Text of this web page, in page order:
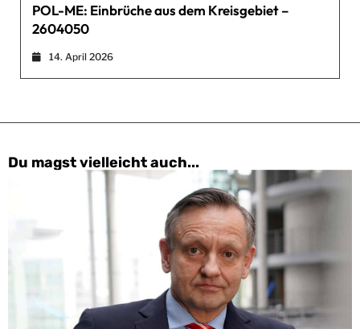
POL-ME: Einbrüche aus dem Kreisgebiet –
2604050
14. April 2026
Du magst vielleicht auch...